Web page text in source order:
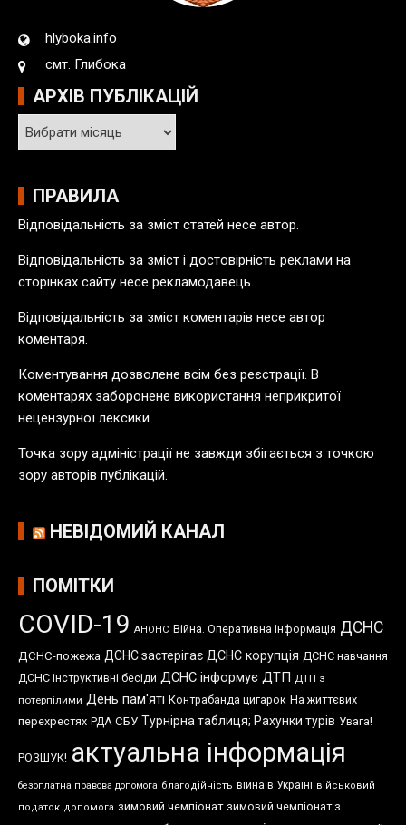
hlyboka.info
смт. Глибока
АРХІВ ПУБЛІКАЦІЙ
А
р
і
п
у
б
і
к
ПРАВИЛА
Відповідальність за зміст статей несе автор.
Відповідальність за зміст і достовірність реклами на
сторінках сайту несе рекламодавець.
Відповідальність за зміст коментарів несе автор
коментаря.
Коментування дозволене всім без реєстрації. В
коментарях заборонене використання неприкритої
нецензурної лексики.
Точка зору адміністрації не завжди збігається з точкою
зору авторів публікацій.
НЕВІДОМИЙ КАНАЛ
ПОМІТКИ
COVID-19 АНОНС Війна. Оперативна інформація ДСНС
ДСНС-пожежа ДСНС застерігає ДСНС корупція ДСНС навчання
ДСНС інструктивні бесіди ДСНС інформує ДТП ДТП з
потерпілими День пам'яті Контрабанда цигарок На життєвих
перехрестях РДА СБУ Турнірна таблиця; Рахунки турів Увага!
РОЗШУК! актуальна інформація
безоплатна правова допомога благодійність війна в Україні військовий
податок допомога зимовий чемпіонат зимовий чемпіонат з